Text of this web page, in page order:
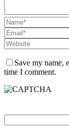
Save my name,
time I comment.